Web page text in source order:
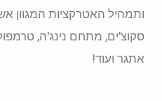
ותמהיל האטרקציות המגוון
סקוצ'ים, מתחם נינג'ה,
אתגר ועוד!